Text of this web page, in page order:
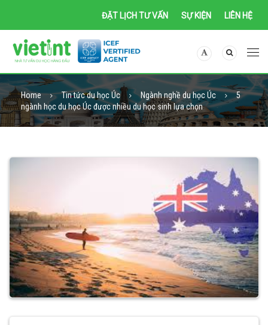
ĐẶT LỊCH TƯ VẤN SỰ KIỆN LIÊN HỆ
Home Tin tức du học Úc Ngành nghề du học Úc
5
ngành học du học Úc được nhiều du học sinh lựa chọn